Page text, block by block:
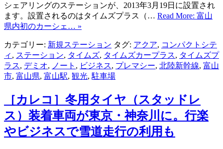
シェアリングのステーションが、2013年3月19日に設置され
ます。設置されるのはタイムズプラス（… Read More: 富山
県内初のカーシェ… »
カテゴリー: 新規ステーション タグ: アクア, コンパクトシテ
ィ , ステーション, タイムズ, タイムズカープラス, タイムズプ
ラス, デミオ, ノート , ビジネス, プレマシー, 北陸新幹線, 富山
市, 富山県, 富山駅, 観光, 駐車場
［カレコ］冬用タイヤ（スタッドレ
ス）装着車両が東京・神奈川に。行楽
やビジネスで雪道走行の利用も